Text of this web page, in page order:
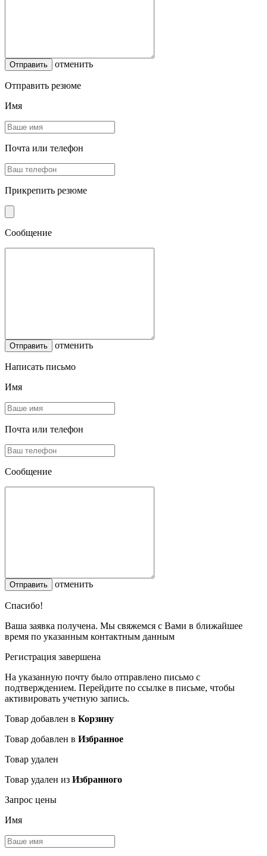
отменить
Отправить резюме
Имя
Почта или телефон
Прикрепить резюме
Сообщение
отменить
Написать письмо
Имя
Почта или телефон
Сообщение
отменить
Спасибо!
Ваша заявка получена. Мы свяжемся с Вами в ближайшее
время по указанным контактным данным
Регистрация завершена
На указанную почту было отправлено письмо с
подтверждением. Перейдите по ссылке в письме, чтобы
активировать учетную запись.
Товар добавлен в Корзину
Товар добавлен в Избранное
Товар удален
Товар удален из Избранного
Запрос цены
Имя